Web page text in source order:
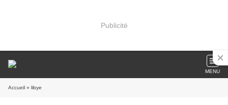
Publicité
MENU
Accueil » libye